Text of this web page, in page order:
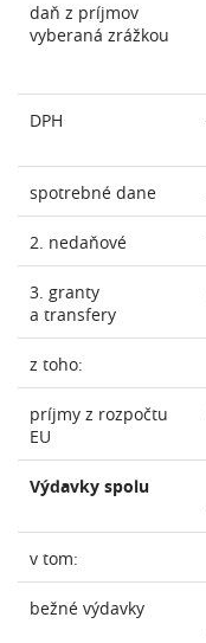
daň z príjmov
vyberaná zrážkou
DPH
spotrebné dane
2. nedaňové
3. granty
a transfery
z toho:
príjmy z rozpočtu
EU
Výdavky spolu
v tom:
bežné výdavky